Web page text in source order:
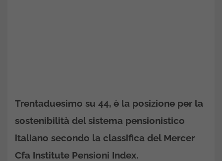
Trentaduesimo su 44, è la posizione per la
sostenibilità del sistema pensionistico
italiano secondo la classifica del Mercer
Cfa Institute Pensioni Index.